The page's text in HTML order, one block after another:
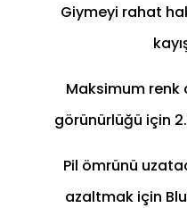
Giymeyi rahat
Maksimum renk
görünürlüğü için
Pil ömrünü
azaltmak için